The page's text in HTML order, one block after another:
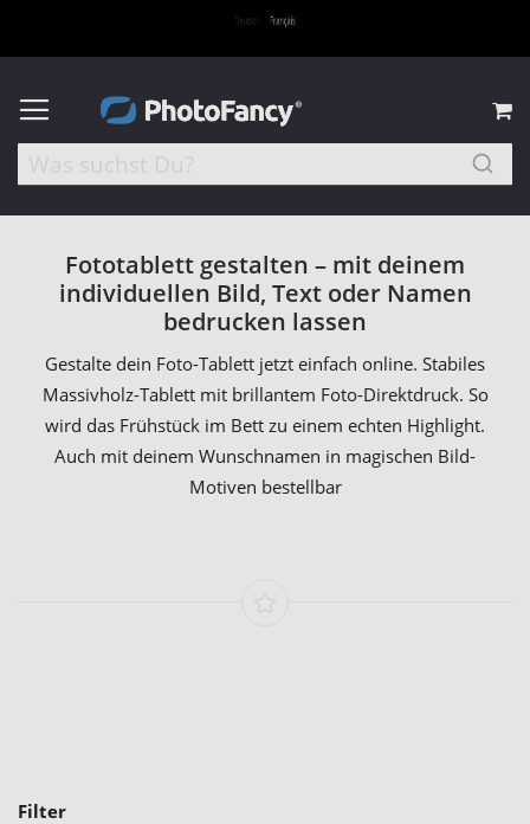
Fototablett gestalten – mit deinem
individuellen Bild, Text oder Namen
bedrucken lassen
Gestalte dein Foto-Tablett jetzt einfach online. Stabiles
Massivholz-Tablett mit brillantem Foto-Direktdruck. So
wird das Frühstück im Bett zu einem echten Highlight.
Auch mit deinem Wunschnamen in magischen Bild-
Motiven bestellbar
Filter